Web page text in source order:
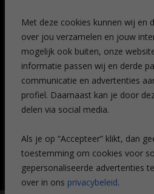
Met deze cookies kunnen wij en
over jou verzamelen en jouw
mogelijk ook buiten, onze
informatie passen wij en derde
communicatie en advertenties
profiel. Daarnaast kan je door
delen via social media.
Als je op “Accepteer” klikt, dan
toestemming om cookies voor
gepersonaliseerde advertenties
over in ons privacybeleid.
Leiden
Amsterdam
Breda
Favorieten
Mijn art alert
NIEUWSBRIEF